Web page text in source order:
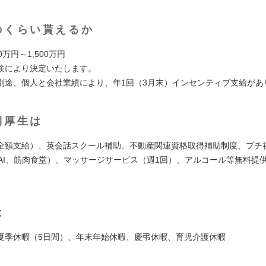
くらい貰えるか
円～1,500万円
より決定いたします。
、個人と会社業績により、年1回（3月末）インセンティブ支給があ
生は
額支給）、英会話スクール補助、不動産関連資格取得補助制度、プチ
、筋肉食堂）、マッサージサービス（週1回）、アルコール等無料提
季休暇（5日間）、年末年始休暇、慶弔休暇、育児介護休暇